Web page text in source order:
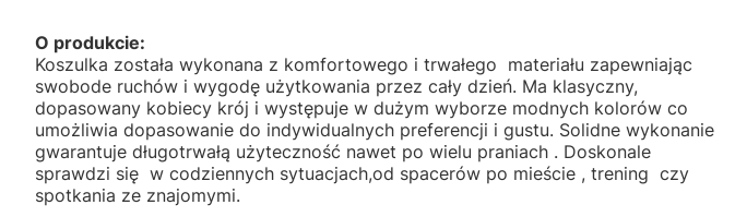
O produkcie:
Koszulka została wykonana z komfortowego i trwałego materiału zapewniając
swobode ruchów i wygodę użytkowania przez cały dzień. Ma klasyczny,
dopasowany kobiecy krój i występuje w dużym wyborze modnych kolorów co
umożliwia dopasowanie do indywidualnych preferencji i gustu. Solidne wykonanie
gwarantuje długotrwałą użyteczność nawet po wielu praniach . Doskonale
sprawdzi się w codziennych sytuacjach,od spacerów po mieście , trening czy
spotkania ze znajomymi.